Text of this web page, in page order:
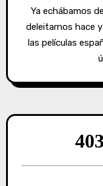
Ya echábamos de menos a Paco Plaza después de
deleitarnos hace
las películas